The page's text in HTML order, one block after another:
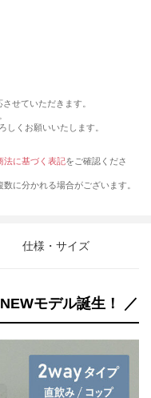
せていただきます。
しくお願いいたします。
法に基づく表記をご確認くださ
に分かれる場合がございます。
仕様・サイズ
モデル誕生！ ／